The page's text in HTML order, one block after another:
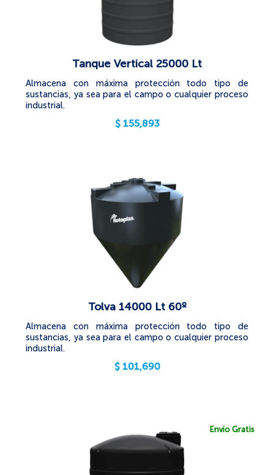
Tanque Vertical 25000 Lt
Almacena con máxima protección todo tipo de
sustancias, ya sea para el campo o cualquier proceso
industrial.
$ 155,893
Tolva 14000 Lt 60º
Almacena con máxima protección todo tipo de
sustancias, ya sea para el campo o cualquier proceso
industrial.
$ 101,690
Envío Gratis